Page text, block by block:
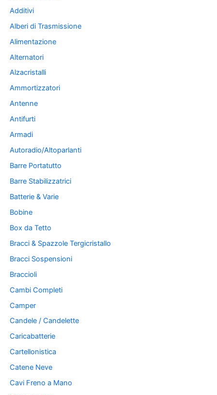
Additivi
Alberi di Trasmissione
Alimentazione
Alternatori
Alzacristalli
Ammortizzatori
Antenne
Antifurti
Armadi
Autoradio/Altoparlanti
Barre Portatutto
Barre Stabilizzatrici
Batterie & Varie
Bobine
Box da Tetto
Bracci & Spazzole Tergicristallo
Bracci Sospensioni
Braccioli
Cambi Completi
Camper
Candele / Candelette
Caricabatterie
Cartellonistica
Catene Neve
Cavi Freno a Mano